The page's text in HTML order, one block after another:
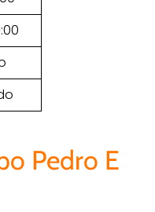
Pedro E